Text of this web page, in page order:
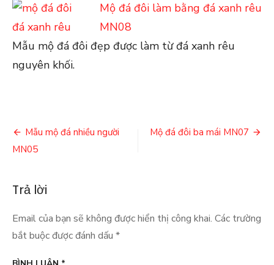
Mộ đá đôi làm bằng đá xanh rêu
MN08
Mẫu mộ đá đôi đẹp được làm từ đá xanh rêu
nguyên khối.
Điều
hướng
viết
Mẫu mộ đá nhiều người
MN05
Mộ đá đôi ba mái MN07
Trả lời
Email của bạn sẽ không được hiển thị công khai. Các trường
bắt buộc được đánh dấu *